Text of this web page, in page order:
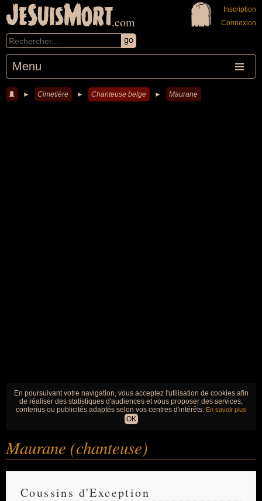
JeSuisMort.com
Menu
Inscription
Connexion
► Cimetière ► Chanteuse belge ► Maurane
En poursuivant votre navigation, vous acceptez l'utilisation de cookies afin
de réaliser des statistiques d'audiences et vous proposer des services,
contenus ou publicités adaptés selon vos centres d'intérêts. En savoir plus
OK
Maurane (chanteuse)
Coussins d'Exception